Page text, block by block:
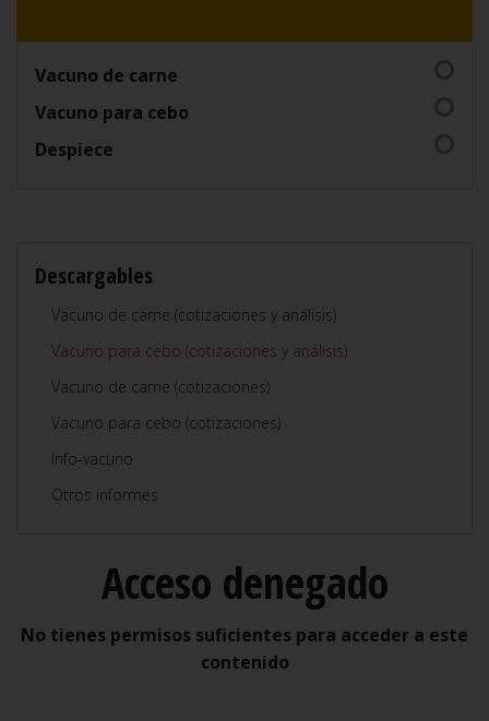
Vacuno de carne
Vacuno para cebo
Despiece
Descargables
Vacuno de carne (cotizaciones y análisis)
Vacuno para cebo (cotizaciones y análisis)
Vacuno de carne (cotizaciones)
Vacuno para cebo (cotizaciones)
Info-vacuno
Otros informes
Acceso denegado
No tienes permisos suficientes para acceder a este
contenido